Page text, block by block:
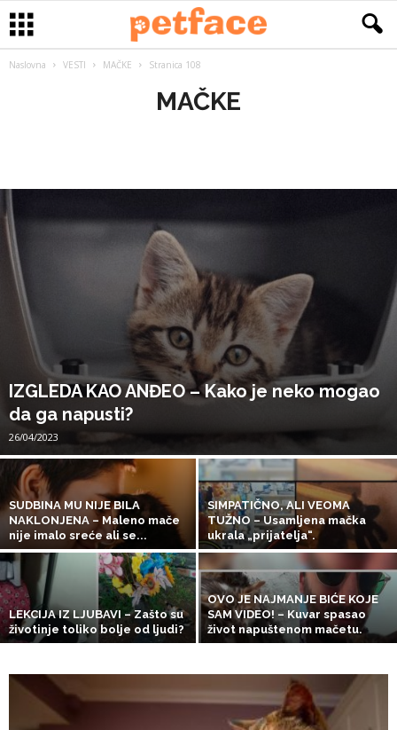
Naslovna VESTI MAČKE Stranica 108
MAČKE
IZGLEDA KAO ANĐEO – Kako je neko mogao
da ga napusti?
26/04/2023
SUDBINA MU NIJE BILA
NAKLONJENA – Maleno mače
nije imalo sreće ali se...
SIMPATIČNO, ALI VEOMA
TUŽNO – Usamljena mačka
ukrala „prijatelja“.
LEKCIJA IZ LJUBAVI – Zašto su
životinje toliko bolje od ljudi?
OVO JE NAJMANJE BIĆE KOJE
SAM VIDEO! – Kuvar spasao
život napuštenom mačetu.